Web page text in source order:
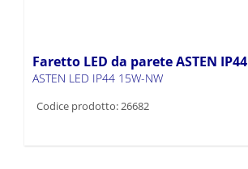
Faretto LED da parete ASTEN IP44
ASTEN LED IP44 15W-NW
Codice prodotto: 26682